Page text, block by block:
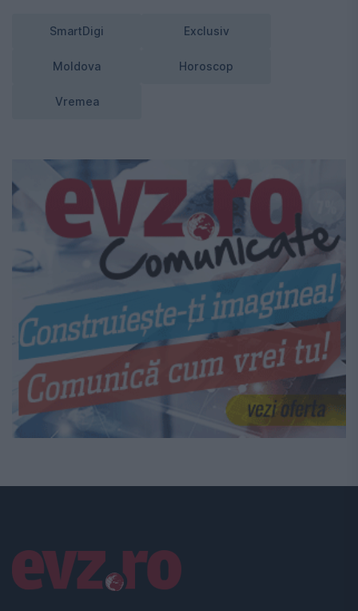
SmartDigi Exclusiv
Moldova Horoscop
Vremea
Linkuri utile